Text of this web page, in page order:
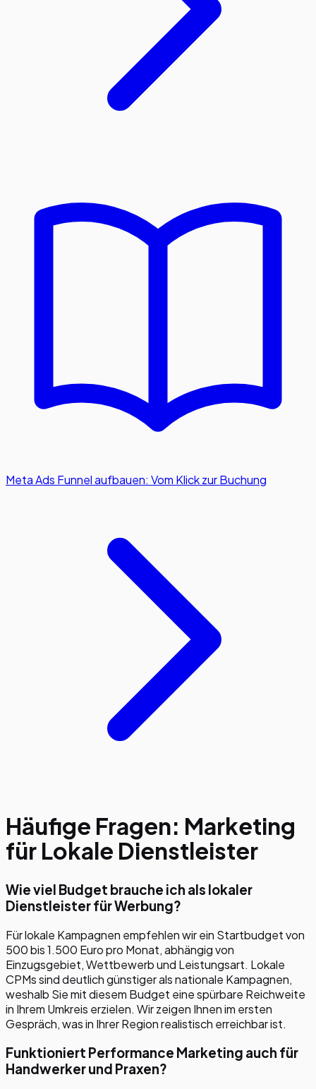
Meta Ads Funnel aufbauen: Vom Klick zur Buchung
Häufige Fragen: Marketing
für Lokale Dienstleister
Wie viel Budget brauche ich als lokaler
Dienstleister für Werbung?
Für lokale Kampagnen empfehlen wir ein Startbudget von
500 bis 1.500 Euro pro Monat, abhängig von
Einzugsgebiet, Wettbewerb und Leistungsart. Lokale
CPMs sind deutlich günstiger als nationale Kampagnen,
weshalb Sie mit diesem Budget eine spürbare Reichweite
in Ihrem Umkreis erzielen. Wir zeigen Ihnen im ersten
Gespräch, was in Ihrer Region realistisch erreichbar ist.
Funktioniert Performance Marketing auch für
Handwerker und Praxen?